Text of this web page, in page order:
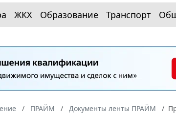
ЖКХ Образование Транспорт
ПРАЙМ Документы ленты ПРАЙМ